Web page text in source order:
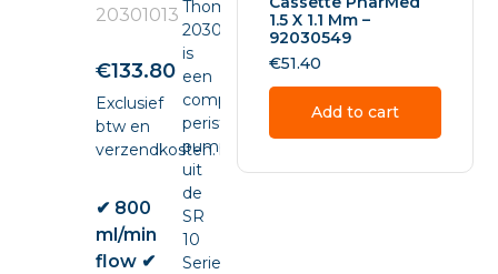
20301013
€133.80
Exclusief
btw en
verzendkosten.
✔ 800
ml/min
flow ✔
Thomas
20301013
is
een
compacte
peristaltic
pump
uit
de
SR
10
Series
1.5 X 1.1 Mm –
92030549
€51.40
Add to cart